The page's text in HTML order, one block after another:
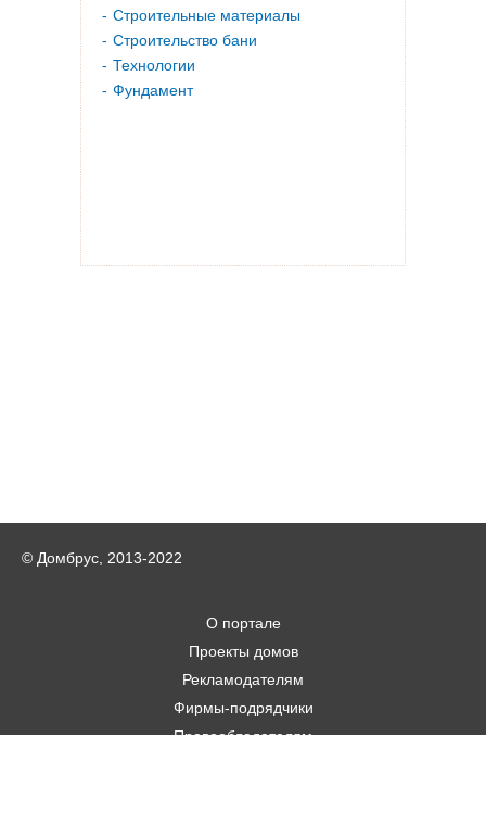
Строительные материалы
Строительство бани
Технологии
Фундамент
© Домбрус, 2013-2022
О портале
Проекты домов
Рекламодателям
Фирмы-подрядчики
Правообладателям